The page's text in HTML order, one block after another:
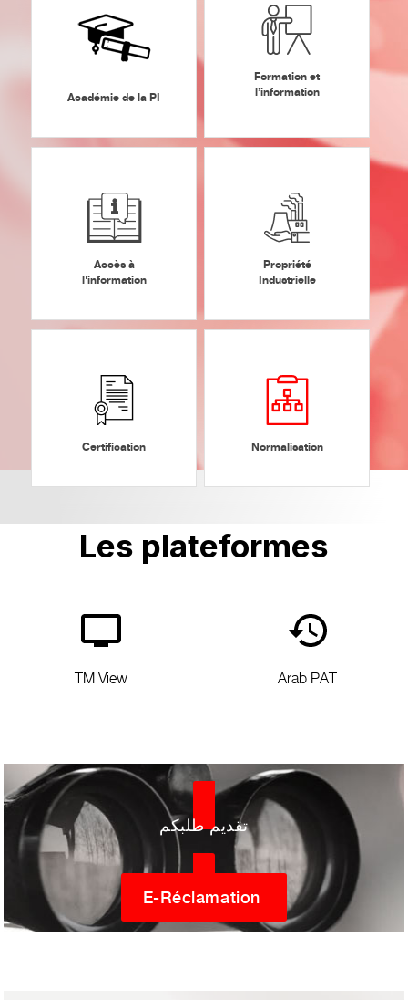
Académie de la PI
Formation et
l’information
Accès à
l'information
Propriété
Industrielle
Certification Normalisation
Les plateformes
TM View Arab PAT
تقديم طلبكم
E-Réclamation